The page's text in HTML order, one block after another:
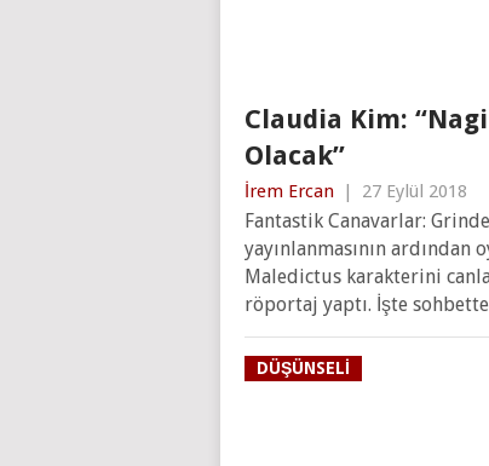
Claudia Kim:
Olacak”
İrem Ercan | 27 Eylül 2018
Fantastik Canavarlar:
yayınlanmasının
Maledictus karakterini
röportaj yaptı. İşte
DÜŞÜNSELI